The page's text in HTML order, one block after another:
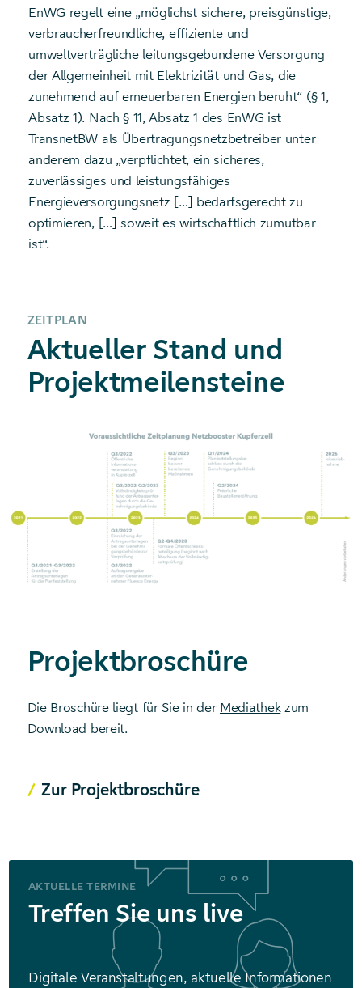
EnWG regelt eine „möglichst sichere, preisgünstige,
verbraucherfreundliche, effiziente und
umweltverträgliche leitungsgebundene Versorgung
der Allgemeinheit mit Elektrizität und Gas, die
zunehmend auf erneuerbaren Energien beruht“ (§ 1,
Absatz 1). Nach § 11, Absatz 1 des EnWG ist
TransnetBW als Übertragungsnetzbetreiber unter
anderem dazu „verpflichtet, ein sicheres,
zuverlässiges und leistungsfähiges
Energieversorgungsnetz […] bedarfsgerecht zu
optimieren, […] soweit es wirtschaftlich zumutbar
ist“.
ZEITPLAN
Aktueller Stand und
Projektmeilensteine
Projektbroschüre
Die Broschüre liegt für Sie in der Mediathekzum
Download bereit.
Zur Projektbroschüre
AKTUELLE TERMINE
Treffen Sie uns live
Digitale Veranstaltungen, aktuelle Informationen